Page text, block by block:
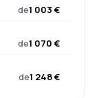
de1 003 €
de1 070 €
de1 248 €